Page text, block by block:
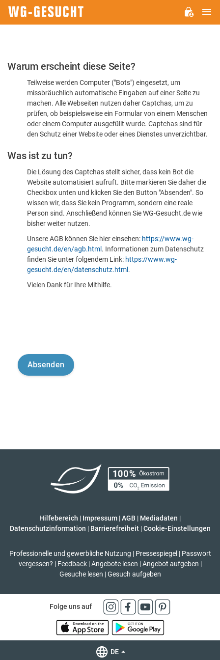
Bitte
dass
sind
Warum erscheint diese Seite?
Teilweise werden Computer ("Bots") eingesetzt, um
missbräuchlich automatische Eingaben auf einer Seite zu
machen. Alle Webseiten nutzen daher Captchas, um zu
prüfen, ob beispielsweise ein Formular von einem Menschen
oder einem Computer ausgefüllt wurde. Captchas sind für
den Schutz einer Website oder eines Dienstes unverzichtbar.
Was ist zu tun?
Die Lösung des Captchas stellt sicher, dass kein Bot die
Website automatisiert aufruft. Bitte markieren Sie daher die
Checkbox unten und klicken Sie den Button "Absenden". So
wissen wir, dass Sie kein Programm, sondern eine reale
Person sind. Anschließend können Sie WG-Gesucht.de wie
bisher weiter nutzen.
Unsere AGB können Sie hier einsehen: https://www.wg-
gesucht.de/en/agb.html . Informationen zum Datenschutz
finden Sie unter folgendem Link: https://www.wg-
gesucht.de/en/datenschutz.html .
Vielen Dank für Ihre Mithilfe.
Hilfebereich | Impressum |AGB | Mediadaten |
Datenschutzinformation | Barrierefreiheit | Cookie-Einstellungen
Professionelle und gewerbliche Nutzung | Pressespiegel | Passwort
vergessen? | Feedback | Angebote lesen | Angebot aufgeben |
Gesuche lesen | Gesuch aufgeben
Folge uns auf
DE